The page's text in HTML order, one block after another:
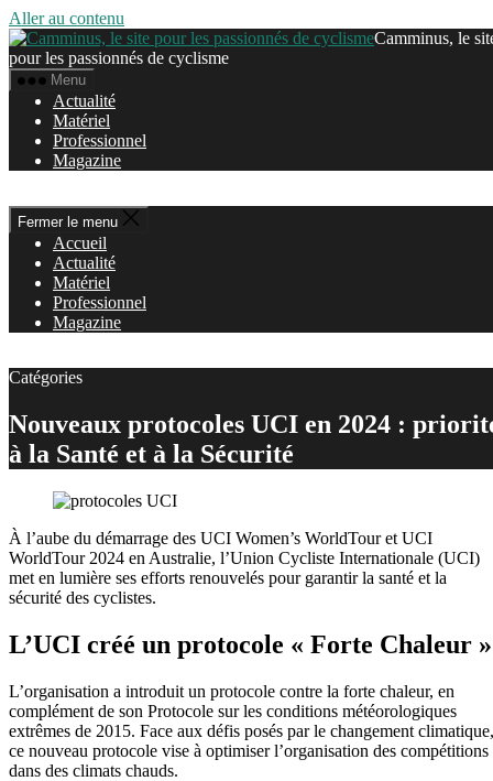
Aller au contenu
Camminus, le
pour les passionnés de cyclisme
Menu
Actualité
Matériel
Professionnel
Magazine
Fermer le menu
Accueil
Actualité
Matériel
Professionnel
Magazine
Catégories
Nouveaux protocoles UCI en 2024 :
à la Santé et à la Sécurité
À l’aube du démarrage des UCI Women’s WorldTour et UCI
WorldTour 2024 en Australie, l’Union Cycliste Internationale (UCI)
met en lumière ses efforts renouvelés pour garantir la santé et la
sécurité des cyclistes.
L’UCI créé un protocole « Forte Chaleur »
L’organisation a introduit un protocole contre la forte chaleur, en
complément de son Protocole sur les conditions météorologiques
extrêmes de 2015. Face aux défis posés par le changement climatique,
ce nouveau protocole vise à optimiser l’organisation des compétitions
dans des climats chauds.